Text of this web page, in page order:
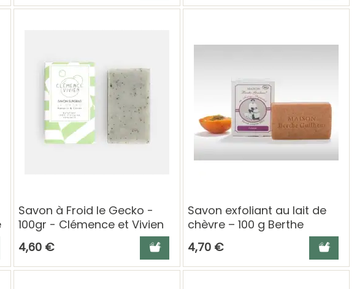
au panier
Savon à Froid le Gecko -
100gr - Clémence et Vivien
4,60 €
Ajouter au panier
Savon exfoliant au lait de
chèvre – 100 g Berthe
Guilhem
4,70 € Ajouter